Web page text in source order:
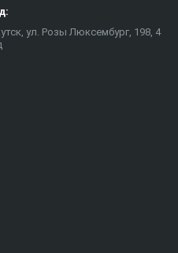
ул. Розы Люксембург, 198, 4